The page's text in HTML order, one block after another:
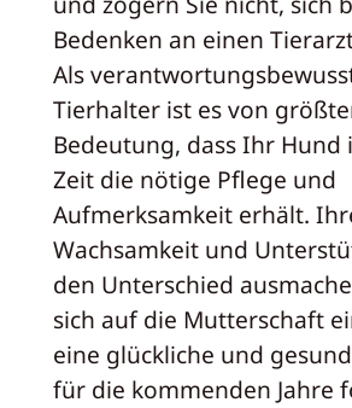
Bedenken an einen
Als
Tierhalter ist es von
Bedeutung, dass Ihr Hund
Zeit die nötige Pflege und
Aufmerksamkeit erhält.
Wachsamkeit und
den Unterschied
sich auf die Mutterschaft
eine glückliche und
für die kommenden Jahre